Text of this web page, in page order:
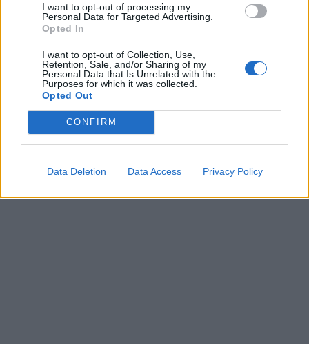
I want to opt-out of processing my
Personal Data for Targeted Advertising.
Opted In
I want to opt-out of Collection, Use,
Retention, Sale, and/or Sharing of my
Personal Data that Is Unrelated with the
Purposes for which it was collected.
Opted Out
CONFIRM
Data Deletion Data Access Privacy Policy